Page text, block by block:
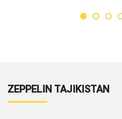
ZEPPELIN TAJIKISTAN